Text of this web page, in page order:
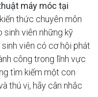
máy móc tại
thức chuyên môn
viên những kỹ
viên có cơ hội phát
công trong lĩnh vực
tìm kiếm một con
thú vị, hãy cân nhắc